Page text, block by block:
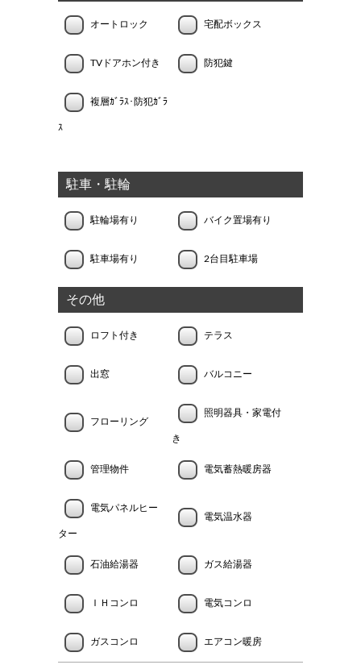
オートロック 宅配ボックス
TVドアホン付き 防犯鍵
複層ｶﾞﾗｽ･防犯ｶﾞﾗ
ｽ
駐車・駐輪
駐輪場有り バイク置場有り
駐車場有り 2台目駐車場
その他
ロフト付き テラス
出窓 バルコニー
フローリング
照明器具・家電付
き
管理物件 電気蓄熱暖房器
電気パネルヒー
ター
電気温水器
石油給湯器 ガス給湯器
ＩＨコンロ 電気コンロ
ガスコンロ エアコン暖房